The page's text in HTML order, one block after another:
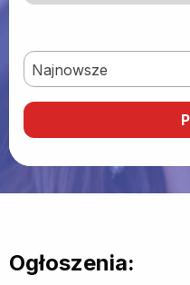
Najnowsze
Ogłoszenia: